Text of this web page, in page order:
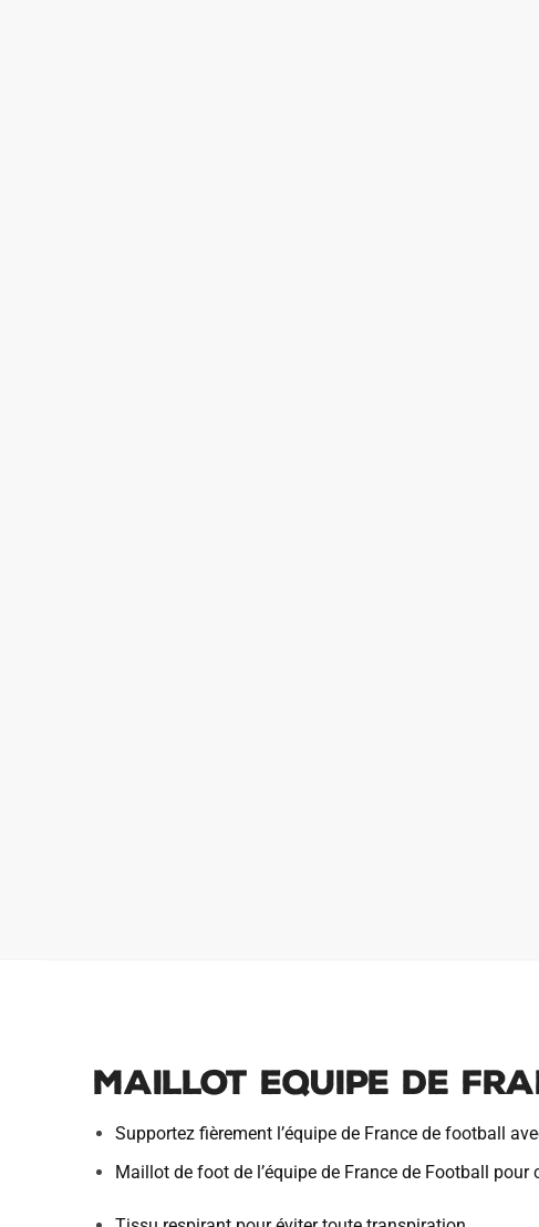
Maillot Equipe de
Supportez fièrement l’équipe de France de football
Maillot de foot de l’équipe de France de Football pour